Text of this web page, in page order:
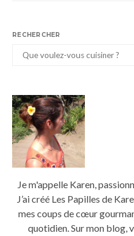
RECHERCHER
Je m'appelle Karen,
J’ai créé Les Papilles de
mes coups de cœur
quotidien. Sur mon blog,